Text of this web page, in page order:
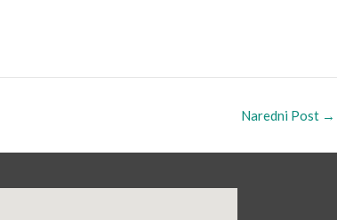
Naredni Post →